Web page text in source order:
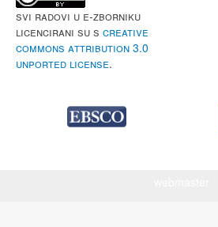
Svi radovi u e-Zborniku
licencirani su s Creative
Commons Attribution 3.0
Unported License.